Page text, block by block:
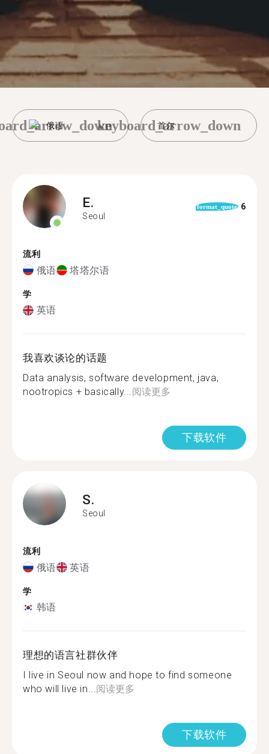
俄语 首尔
keyboard_arrow_down
E.
Seoul
format_quote 6
流利
俄语 塔塔尔语
学
英语
我喜欢谈论的话题
Data analysis, software development, java,
nootropics + basically...阅读更多
下载软件
S.
Seoul
流利
俄语 英语
学
韩语
理想的语言社群伙伴
I live in Seoul now and hope to find someone
who will live in...阅读更多
下载软件